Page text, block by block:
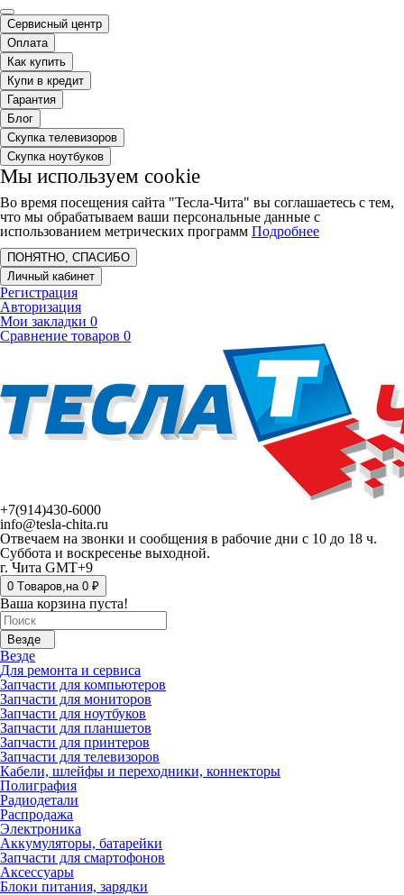
Сервисный центр
Оплата
Как купить
Купи в кредит
Гарантия
Блог
Скупка телевизоров
Скупка ноутбуков
Мы используем cookie
Во время посещения сайта "Тесла-Чита" вы соглашаетесь с тем,
что мы обрабатываем ваши персональные данные с
использованием метрических программ Подробнее
ПОНЯТНО, СПАСИБО
Личный кабинет
Регистрация
Авторизация
Мои закладки 0
Сравнение товаров 0
+7(914)430-6000
info@tesla-chita.ru
Отвечаем на звонки и сообщения в рабочие дни с 10 до 18 ч.
Суббота и воскресенье выходной.
г. Чита GMT+9
0 Tоваров,на 0 ₽
Ваша корзина пуста!
Везде
Везде
Для ремонта и сервиса
Запчасти для компьютеров
Запчасти для мониторов
Запчасти для ноутбуков
Запчасти для планшетов
Запчасти для принтеров
Запчасти для телевизоров
Кабели, шлейфы и переходники, коннекторы
Полиграфия
Радиодетали
Распродажа
Электроника
Аккумуляторы, батарейки
Запчасти для смартофонов
Аксессуары
Блоки питания, зарядки